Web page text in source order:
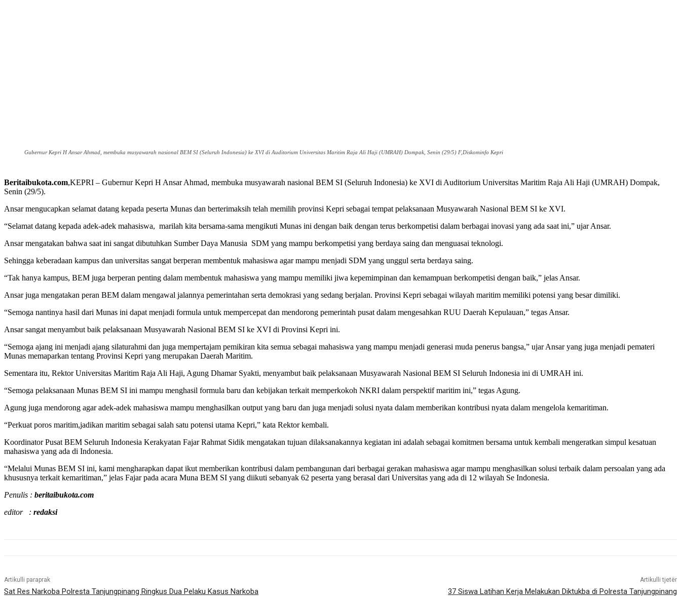
Gubernur Kepri H Ansar Ahmad, membuka musyawarah nasional BEM SI (Seluruh Indonesia) ke XVI di Auditorium Universitas Maritim Raja Ali Haji (UMRAH) Dompak, Senin (29/5) F,Diskominfo Kepri
Beritaibukota.com,KEPRI – Gubernur Kepri H Ansar Ahmad, membuka musyawarah nasional BEM SI (Seluruh Indonesia) ke XVI di Auditorium Universitas Maritim Raja Ali Haji (UMRAH) Dompak,
Senin (29/5).
Ansar mengucapkan selamat datang kepada peserta Munas dan berterimaksih telah memilih provinsi Kepri sebagai tempat pelaksanaan Musyawarah Nasional BEM SI ke XVI.
“Selamat datang kepada adek-adek mahasiswa, marilah kita bersama-sama mengikuti Munas ini dengan baik dengan terus berkompetisi dalam berbagai inovasi yang ada saat ini,” ujar Ansar.
Ansar mengatakan bahwa saat ini sangat dibutuhkan Sumber Daya Manusia SDM yang mampu berkompetisi yang berdaya saing dan menguasai teknologi.
Sehingga keberadaan kampus dan universitas sangat berperan membentuk mahasiswa agar mampu menjadi SDM yang unggul serta berdaya saing.
“Tak hanya kampus, BEM juga berperan penting dalam membentuk mahasiswa yang mampu memiliki jiwa kepemimpinan dan kemampuan berkompetisi dengan baik,” jelas Ansar.
Ansar juga mengatakan peran BEM dalam mengawal jalannya pemerintahan serta demokrasi yang sedang berjalan. Provinsi Kepri sebagai wilayah maritim memiliki potensi yang besar dimiliki.
“Semoga nantinya hasil dari Munas ini dapat menjadi formula untuk mempercepat dan mendorong pemerintah pusat dalam mengesahkan RUU Daerah Kepulauan,” tegas Ansar.
Ansar sangat menyambut baik pelaksanaan Musyawarah Nasional BEM SI ke XVI di Provinsi Kepri ini.
“Semoga ajang ini menjadi ajang silaturahmi dan juga mempertajam pemikiran kita semua sebagai mahasiswa yang mampu menjadi generasi muda penerus bangsa,” ujar Ansar yang juga menjadi pemateri
Munas memaparkan tentang Provinsi Kepri yang merupakan Daerah Maritim.
Sementara itu, Rektor Universitas Maritim Raja Ali Haji, Agung Dhamar Syakti, menyambut baik pelaksanaan Musyawarah Nasional BEM SI Seluruh Indonesia ini di UMRAH ini.
“Semoga pelaksanaan Munas BEM SI ini mampu menghasil formula baru dan kebijakan terkait memperkokoh NKRI dalam perspektif maritim ini,” tegas Agung.
Agung juga mendorong agar adek-adek mahasiswa mampu menghasilkan output yang baru dan juga menjadi solusi nyata dalam memberikan kontribusi nyata dalam mengelola kemaritiman.
“Perkuat poros maritim,jadikan maritim sebagai salah satu potensi utama Kepri,” kata Rektor kembali.
Koordinator Pusat BEM Seluruh Indonesia Kerakyatan Fajar Rahmat Sidik mengatakan tujuan dilaksanakannya kegiatan ini adalah sebagai komitmen bersama untuk kembali mengeratkan simpul kesatuan
mahasiswa yang ada di Indonesia.
“Melalui Munas BEM SI ini, kami mengharapkan dapat ikut memberikan kontribusi dalam pembangunan dari berbagai gerakan mahasiswa agar mampu menghasilkan solusi terbaik dalam persoalan yang ada
khususnya terkait kemaritiman,” jelas Fajar pada acara Muna BEM SI yang diikuti sebanyak 62 peserta yang berasal dari Universitas yang ada di 12 wilayah Se Indonesia.
Penulis : beritaibukota.com
editor : redaksi
Artikulli paraprak
Sat Res Narkoba Polresta Tanjungpinang Ringkus Dua Pelaku Kasus Narkoba
Artikulli tjetër
37 Siswa Latihan Kerja Melakukan Diktukba di Polresta Tanjungpinang